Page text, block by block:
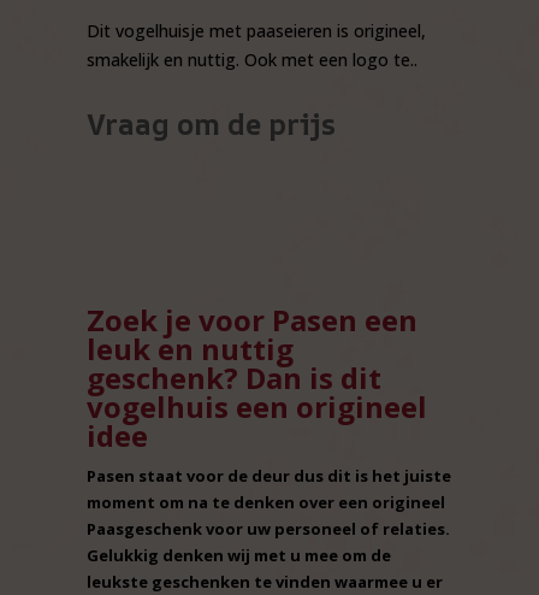
Dit vogelhuisje met paaseieren is origineel,
smakelijk en nuttig. Ook met een logo te..
Vraag om de prijs
Zoek je voor Pasen een
leuk en nuttig
geschenk? Dan is dit
vogelhuis een origineel
idee
Pasen staat voor de deur dus dit is het juiste
moment om na te denken over een origineel
Paasgeschenk voor uw personeel of relaties.
Gelukkig denken wij met u mee om de
leukste geschenken te vinden waarmee u er